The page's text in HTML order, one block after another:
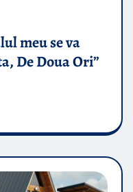
meu se va
De Doua Ori”